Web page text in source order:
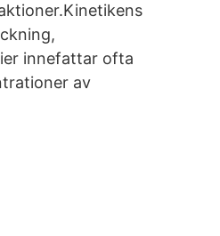
innefattar ofta
av